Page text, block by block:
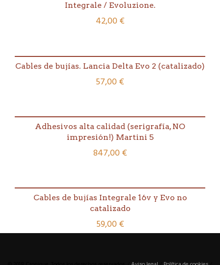
Integrale / Evoluzione.
42,00€
Cables de bujías. Lancia Delta Evo 2 (catalizado)
57,00€
Adhesivos alta calidad (serigrafía, NO
impresión!) Martini 5
847,00€
Cables de bujías Integrale 16v y Evo no
catalizado
59,00€